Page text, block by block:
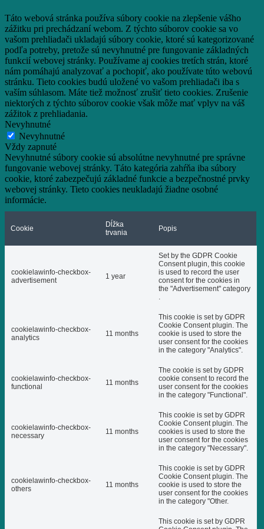
Táto webová stránka používa súbory cookie na zlepšenie vášho
zážitku pri prechádzaní webom. Z týchto súborov cookie sa vo
vašom prehliadači ukladajú súbory cookie, ktoré sú kategorizované
podľa potreby, pretože sú nevyhnutné pre fungovanie základných
funkcií webovej stránky. Používame aj cookies tretích strán, ktoré
nám pomáhajú analyzovať a pochopiť, ako používate túto webovú
stránku. Tieto cookies budú uložené vo vašom prehliadači iba s
vaším súhlasom. Máte tiež možnosť zrušiť tieto cookies. Zrušenie
niektorých z týchto súborov cookie však môže mať vplyv na váš
zážitok z prehliadania.
Nevyhnutné
Nevyhnutné
Vždy zapnuté
Nevyhnutné súbory cookie sú absolútne nevyhnutné pre správne
fungovanie webovej stránky. Táto kategória zahŕňa iba súbory
cookie, ktoré zabezpečujú základné funkcie a bezpečnostné prvky
webovej stránky. Tieto cookies neukladajú žiadne osobné
informácie.
Cookie
Dĺžka
trvania
Popis
cookielawinfo-checkbox-
advertisement
1 year
Set by the GDPR Cookie
Consent plugin, this cookie
is used to record the user
consent for the cookies in
the "Advertisement" category
.
cookielawinfo-checkbox-
analytics
11 months
This cookie is set by GDPR
Cookie Consent plugin. The
cookie is used to store the
user consent for the cookies
in the category "Analytics".
cookielawinfo-checkbox-
functional
11 months
The cookie is set by GDPR
cookie consent to record the
user consent for the cookies
in the category "Functional".
cookielawinfo-checkbox-
necessary
11 months
This cookie is set by GDPR
Cookie Consent plugin. The
cookies is used to store the
user consent for the cookies
in the category "Necessary".
cookielawinfo-checkbox-
others
11 months
This cookie is set by GDPR
Cookie Consent plugin. The
cookie is used to store the
user consent for the cookies
in the category "Other.
This cookie is set by GDPR